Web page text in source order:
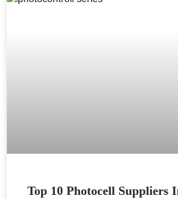
Top 10 Photocell Suppliers